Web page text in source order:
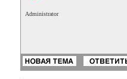
Administrator